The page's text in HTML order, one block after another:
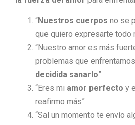
“Nuestros cuerpos no se
que quiero expresarte todo
“Nuestro amor es más
problemas que
decidida sanarlo”
“Eres mi amor perfecto y
reafirmo más”
“Sal un momento te envío